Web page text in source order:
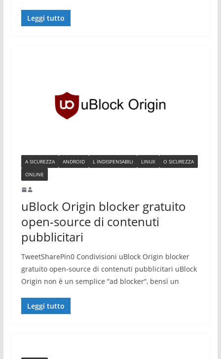
Leggi tutto
A SICUREZZA ANDROID L INDISPENSABILI LINUX
O SICUREZZA
ONLINE
uBlock Origin blocker gratuito
open-source di contenuti
pubblicitari
TweetSharePin0 Condivisioni uBlock Origin blocker
gratuito open-source di contenuti pubblicitari uBlock
Origin non è un semplice “ad blocker“, bensì un
Leggi tutto